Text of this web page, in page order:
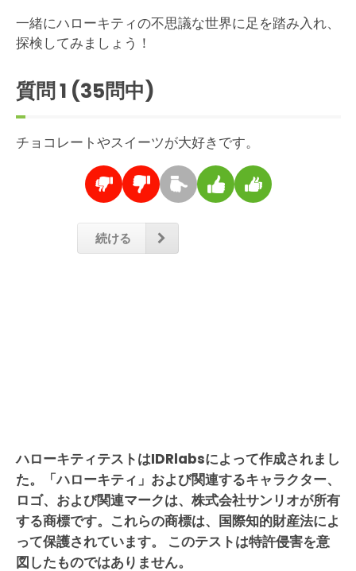
一緒にハローキティの不思議な世界に足を踏み入れ、
探検してみましょう！
質問1 (35問中)
チョコレートやスイーツが大好きです。
続ける
ハローキティテストはIDRlabsによって作成されまし
た。「ハローキティ」および関連するキャラクター、
ロゴ、および関連マークは、株式会社サンリオが所有
する商標です。これらの商標は、国際知的財産法によ
って保護されています。 このテストは特許侵害を意
図したものではありません。